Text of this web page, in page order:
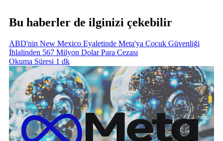
Bu haberler de ilginizi çekebilir
ABD'nin New Mexico Eyaletinde Meta'ya Çocuk Güvenliği
İhlalinden 567 Milyon Dolar Para Cezası
Okuma Süresi 1 dk